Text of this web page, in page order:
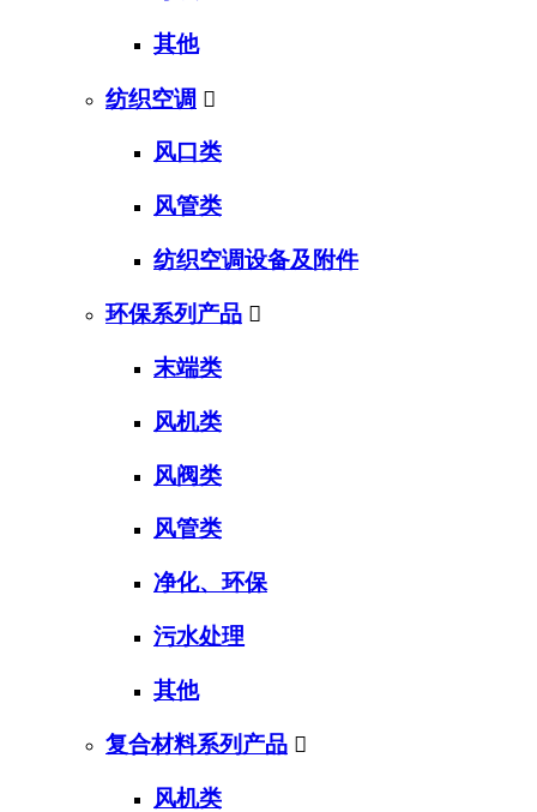
其他
纺织空调 
风口类
风管类
纺织空调设备及附件
环保系列产品 
末端类
风机类
风阀类
风管类
净化、环保
污水处理
其他
复合材料系列产品 
风机类